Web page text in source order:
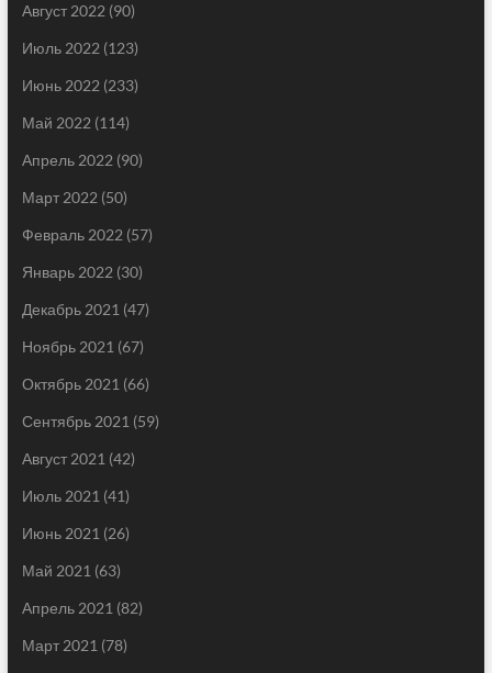
Август 2022 (90)
Июль 2022 (123)
Июнь 2022 (233)
Май 2022 (114)
Апрель 2022 (90)
Март 2022 (50)
Февраль 2022 (57)
Январь 2022 (30)
Декабрь 2021 (47)
Ноябрь 2021 (67)
Октябрь 2021 (66)
Сентябрь 2021 (59)
Август 2021 (42)
Июль 2021 (41)
Июнь 2021 (26)
Май 2021 (63)
Апрель 2021 (82)
Март 2021 (78)